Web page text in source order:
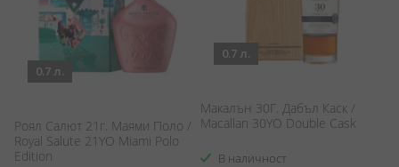
0.7 л.
Роял Салют 21г. Маями Поло /
Royal Salute 21YO Miami Polo
Edition
0.7 л.
Макалън 30Г. Дабъл Каск /
Macallan 30YO Double Cask
В наличност